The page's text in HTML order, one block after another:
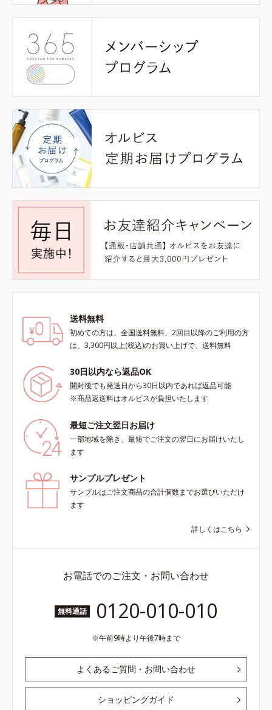
送料無料
初めての方は、全国送料無料、2回目以降のご利用の方
は、3,300円以上(税込)のお買い上げで、送料無料
30日以内なら返品OK
開封後でも発送日から30日以内であれば返品可能
※商品返送料はオルビスが負担いたします
最短ご注文翌日お届け
一部地域を除き、最短でご注文の翌日にお届けいたし
ます
サンプルプレゼント
サンプルはご注文商品の合計個数までお選びいただけ
ます
詳しくはこちら
お電話でのご注文・お問い合わせ
無料通話 0120-010-010
午前9時より午後7時まで
よくあるご質問・お問い合わせ
ショッピングガイド